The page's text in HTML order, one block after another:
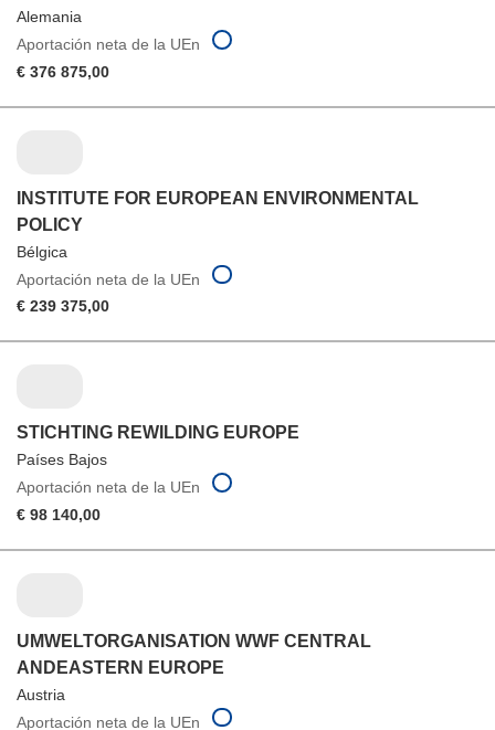
Alemania
Aportación neta de la UEn
€ 376 875,00
INSTITUTE FOR EUROPEAN ENVIRONMENTAL
POLICY
Bélgica
Aportación neta de la UEn
€ 239 375,00
STICHTING REWILDING EUROPE
Países Bajos
Aportación neta de la UEn
€ 98 140,00
UMWELTORGANISATION WWF CENTRAL
ANDEASTERN EUROPE
Austria
Aportación neta de la UEn